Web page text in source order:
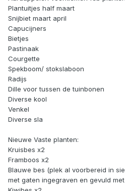
Plantuitjes half maart
Snijbiet maart april
Capucijners
Bietjes
Pastinaak
Courgette
Spekboom/ stokslaboon
Radijs
Dille voor tussen de tuinbonen
Diverse kool
Venkel
Diverse sla
Nieuwe Vaste planten:
Kruisbes x2
Framboos x2
Blauwe bes (plek al voorbereid in
met gaten ingegraven en gevuld